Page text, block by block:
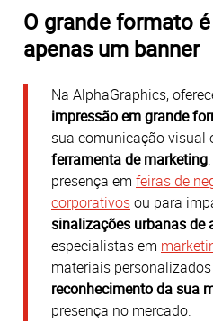
O grande formato
apenas um banner
Na AlphaGraphics,
impressão em grande
sua comunicação visual
ferramenta de marketing.
presença em feiras de
corporativosou para
sinalizações urbanas de
especialistas em
materiais
reconhecimento da sua
presença no mercado.